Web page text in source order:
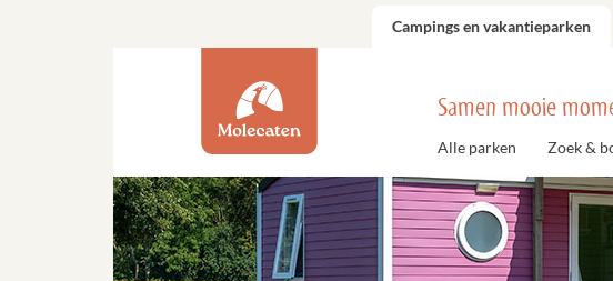
Campings en vakantieparken
Samen mooie
Alle parken Zoek &